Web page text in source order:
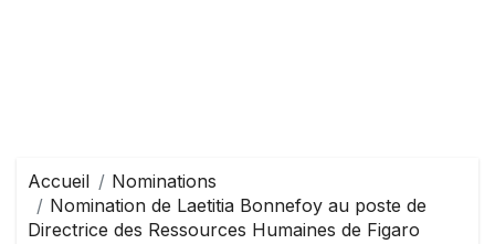
Accueil
Nominations
Nomination de Laetitia Bonnefoy au poste de
Directrice des Ressources Humaines de Figaro